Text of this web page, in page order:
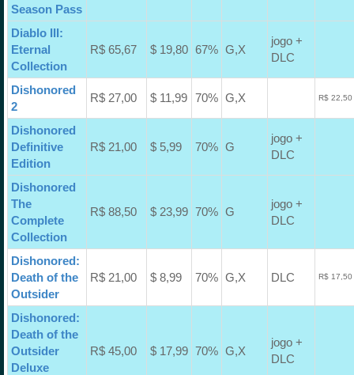
Season Pass
Diablo III:
Eternal
Collection
R$ 65,67 $ 19,80 67% G,X
jogo +
DLC
Dishonored
2
R$ 27,00 $ 11,99 70% G,X R$
Dishonored
Definitive
Edition
R$ 21,00 $ 5,99 70% G
jogo +
DLC
Dishonored
The
Complete
Collection
R$ 88,50 $ 23,99 70% G
jogo +
DLC
Dishonored:
Death of the
Outsider
R$ 21,00 $ 8,99 70% G,X DLC R$
Dishonored:
Death of the
Outsider
Deluxe
R$ 45,00 $ 17,99 70% G,X
jogo +
DLC